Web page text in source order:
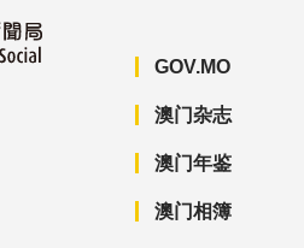
GOV.MO
澳门杂志
澳门年鉴
澳门相簿